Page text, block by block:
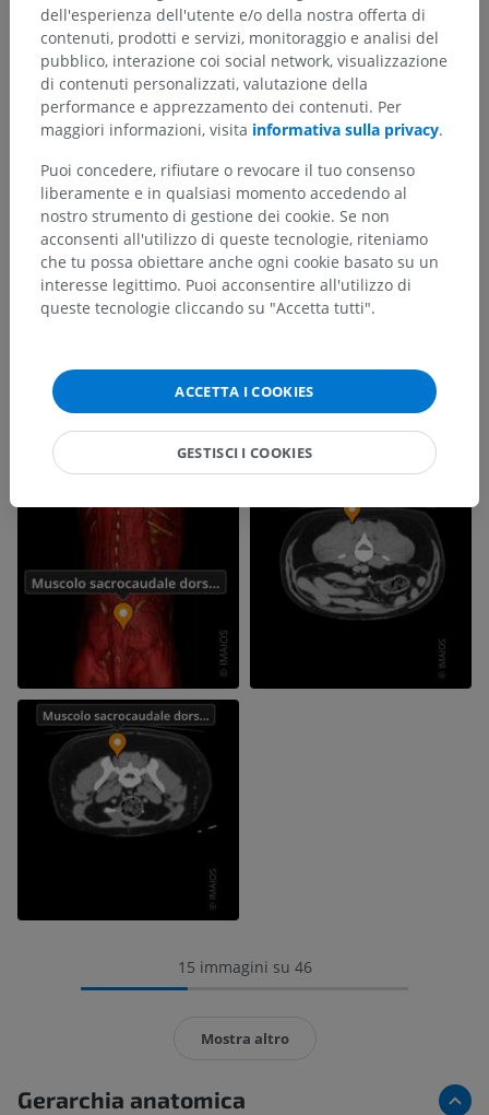
15 immagini su 46
Mostra altro
Gerarchia anatomica
dell'esperienza dell'utente e/o della nostra offerta di
contenuti, prodotti e servizi, monitoraggio e analisi del
pubblico, interazione coi social network, visualizzazione
di contenuti personalizzati, valutazione della
performance e apprezzamento dei contenuti. Per
maggiori informazioni, visita informativa sulla privacy.
Puoi concedere, rifiutare o revocare il tuo consenso
liberamente e in qualsiasi momento accedendo al
nostro strumento di gestione dei cookie. Se non
acconsenti all'utilizzo di queste tecnologie, riteniamo
che tu possa obiettare anche ogni cookie basato su un
interesse legittimo. Puoi acconsentire all'utilizzo di
queste tecnologie cliccando su "Accetta tutti".
ACCETTA I COOKIES
GESTISCI I COOKIES